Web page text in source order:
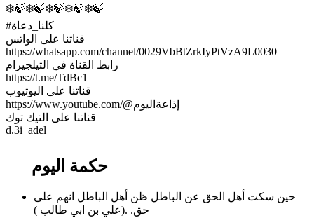
❄️🍃❄️🍃❄️🍃❄️🍃❄️🍃
#كلنا_دعاة
قناتنا على الواتس
https://whatsapp.com/channel/0029VbBtZrkIyPtVzA9L0030
رابط القناة في التيلجيرام
https://t.me/TdBc1
قناتنا على اليوتيوب
https://www.youtube.com/@إذاعةاليوم
قناتنا على التيك توك
‏d.3i_adel
حكمة اليوم
حين سكت أهل الحق عن الباطل ظن أهل الباطل انهم على
حق. .(علي بن ابي طالب )